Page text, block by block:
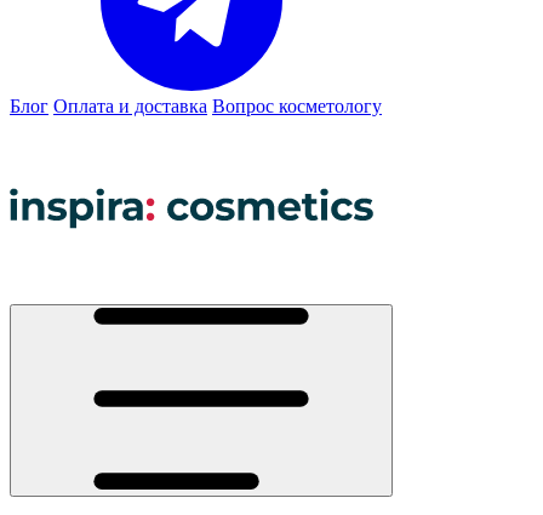
Блог Оплата и доставка Вопрос косметологу